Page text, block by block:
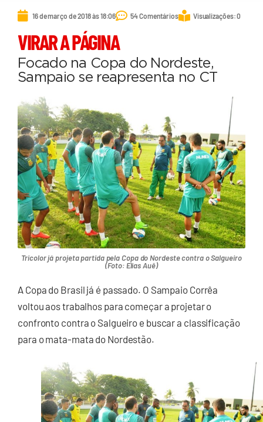
16 de março de 2018 às 18:06 54 Comentários Visualizações: 0
VIRAR A PÁGINA
Focado na Copa do Nordeste,
Sampaio se reapresenta no CT
Tricolor já projeta partida pela Copa do Nordeste contra o Salgueiro
(Foto: Elias Auê)
A Copa do Brasil já é passado. O Sampaio Corrêa
voltou aos trabalhos para começar a projetar o
confronto contra o Salgueiro e buscar a classificação
para o mata-mata do Nordestão.